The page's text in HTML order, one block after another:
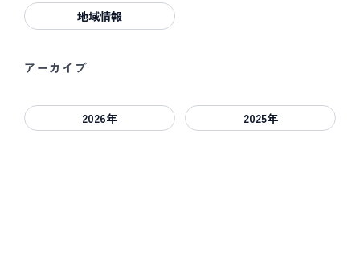
地域情報
アーカイブ
2026年 2025年